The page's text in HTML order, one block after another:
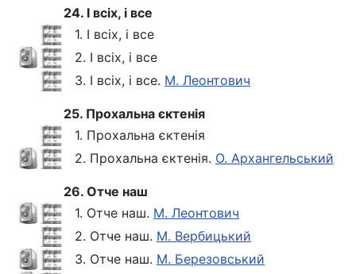
24. І всіх, і все
1. І всіх, і все
2. І всіх, і все
3. І всіх, і все. М. Леонтович
25. Прохальна єктенія
1. Прохальна єктенія
2. Прохальна єктенія. О. Архангельський
26. Отче наш
1. Отче наш. М. Леонтович
2. Отче наш. М. Вербицький
3. Отче наш. М. Березовський